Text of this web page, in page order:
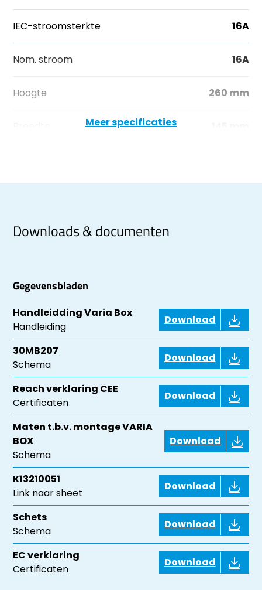
IEC-stroomsterkte 16A
Nom. stroom 16A
Hoogte 260 mm
Meer specificaties
Downloads & documenten
Gegevensbladen
Handleidding Varia Box
Handleiding
Download
30MB207
Schema
Download
Reach verklaring CEE
Certificaten
Download
Maten t.b.v. montage VARIA
BOX
Schema
Download
K13210051
Link naar sheet
Download
Schets
Schema
Download
EC verklaring
Certificaten
Download